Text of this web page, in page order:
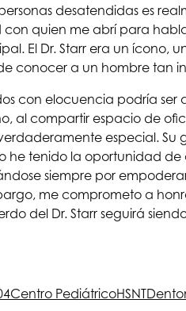
desatendidas es
con quien me abrí para
El Dr. Starr era un ícono,
conocer a un hombre tan
con elocuencia podría
al compartir espacio de
especial.
he tenido la oportunidad
siempre por
me comprometo a
del Dr. Starr seguirá
Centro PediátricoHSNT